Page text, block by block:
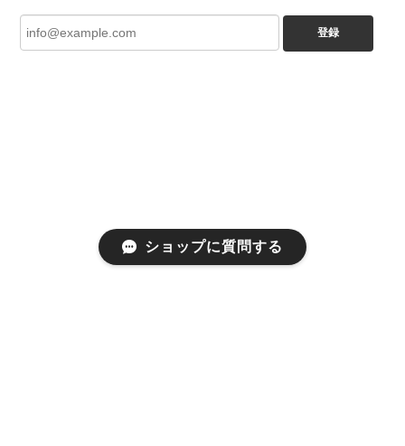
登録
ショップに質問する